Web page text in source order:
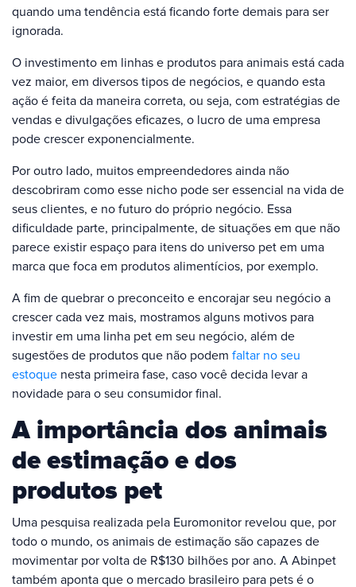
quando uma tendência está ficando forte demais para ser
ignorada.
O investimento em linhas e produtos para animais está cada
vez maior, em diversos tipos de negócios, e quando esta
ação é feita da maneira correta, ou seja, com estratégias de
vendas e divulgações eficazes, o lucro de uma empresa
pode crescer exponencialmente.
Por outro lado, muitos empreendedores ainda não
descobriram como esse nicho pode ser essencial na vida de
seus clientes, e no futuro do próprio negócio. Essa
dificuldade parte, principalmente, de situações em que não
parece existir espaço para itens do universo pet em uma
marca que foca em produtos alimentícios, por exemplo.
A fim de quebrar o preconceito e encorajar seu negócio a
crescer cada vez mais, mostramos alguns motivos para
investir em uma linha pet em seu negócio, além de
sugestões de produtos que não podem faltar no seu
estoque nesta primeira fase, caso você decida levar a
novidade para o seu consumidor final.
A importância dos animais
de estimação e dos
produtos pet
Uma pesquisa realizada pela Euromonitor revelou que, por
todo o mundo, os animais de estimação são capazes de
movimentar por volta de R$130 bilhões por ano. A Abinpet
também aponta que o mercado brasileiro para pets é o